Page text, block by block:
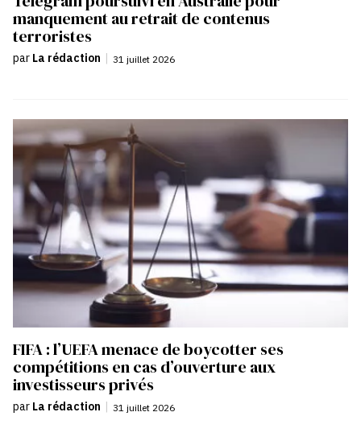
manquement au retrait de contenus
terroristes
par La rédaction | 31 juillet 2026
FIFA : l’UEFA menace de boycotter ses
compétitions en cas d’ouverture aux
investisseurs privés
par La rédaction 31 juillet 2026